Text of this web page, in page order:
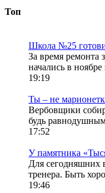
Топ
Школа №25
За время ремонта
начались в
19:19
Ты – не
Вербовщики
будь
17:52
У памятника
Для сегодняшних
тренера. Быть
19:46